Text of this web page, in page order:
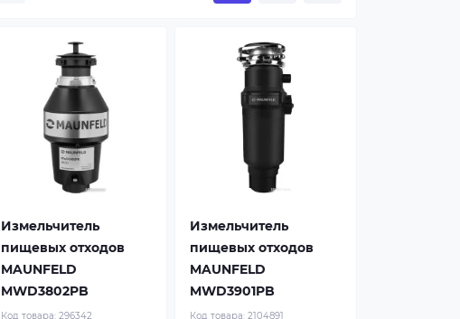
Измельчитель
пищевых отходов
MAUNFELD
MWD3802PB
Код товара: 296342
Измельчитель
пищевых отходов
MAUNFELD
MWD3901PB
Код товара:2104891